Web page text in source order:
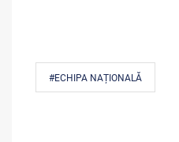
#ECHIPA NAȚIONALĂ